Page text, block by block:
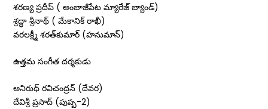
శరణ్య ప్రదీప్‌ ( అంబాజీపేట మ్యారేజ్‌ బ్యాండ్‌)
శ్రద్ధా శ్రీనాథ్‌ ( మేకానిక్‌ రాఖీ)
వరలక్ష్మీ శరత్‌కుమార్‌ (హనుమాన్‌)
ఉత్తమ సంగీత దర్శకుడు
అనిరుధ్‌ రవిచంద్రన్ (దేవర)
దేవిశ్రీ ప్రసాద్‌ (పుష్ప-2)